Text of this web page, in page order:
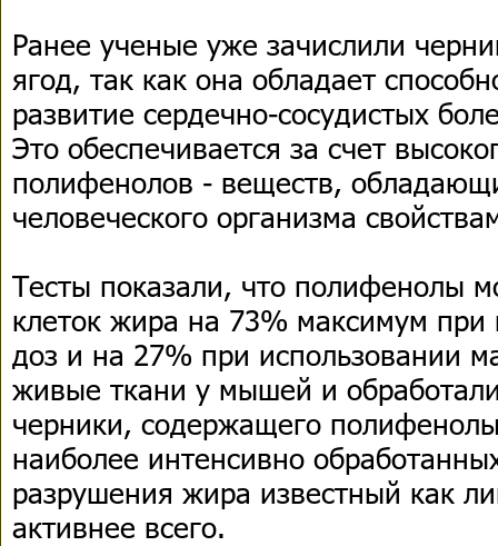
Ранее ученые уже зачислили
ягод, так как она обладает
развитие сердечно-сосудистых
Это обеспечивается за счет
полифенолов - веществ,
человеческого организма
Тесты показали, что полифенолы
клеток жира на 73% максимум при
доз и на 27% при использовании
живые ткани у мышей и
черники, содержащего
наиболее интенсивно
разрушения жира известный как
активнее всего.